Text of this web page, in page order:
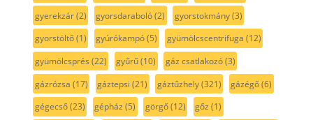
gyerekzár(2) gyorsdaraboló(2) gyorstokmány(3)
gyorstöltő(1) gyúrókampó(5) gyümölcscentrifuga (12)
gyümölcsprés (22) gyűrű(10) gáz csatlakozó(3)
gázrózsa (17) gáztepsi (21) gáztűzhely(321) gázégő(6)
gégecső(23) gépház (5) görgő(12) gőz (1)